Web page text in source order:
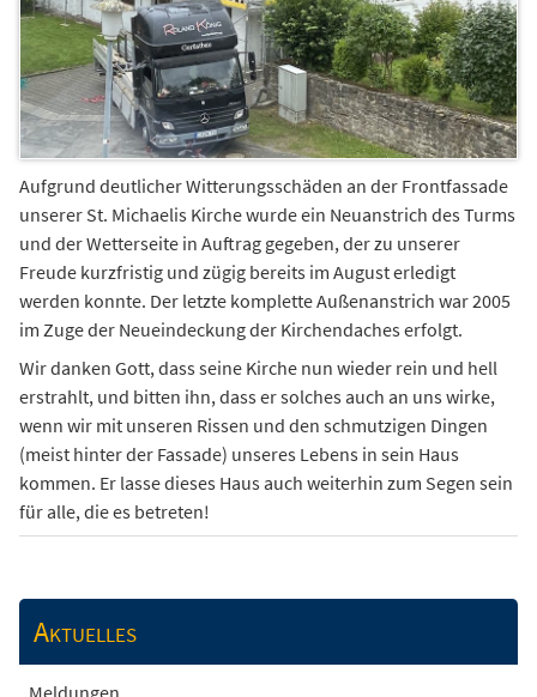
Aufgrund deutlicher Witterungsschäden an der Frontfassade
unserer St. Michaelis Kirche wurde ein Neuanstrich des Turms
und der Wetterseite in Auftrag gegeben, der zu unserer
Freude kurzfristig und zügig bereits im August erledigt
werden konnte. Der letzte komplette Außenanstrich war 2005
im Zuge der Neueindeckung der Kirchendaches erfolgt.
Wir danken Gott, dass seine Kirche nun wieder rein und hell
erstrahlt, und bitten ihn, dass er solches auch an uns wirke,
wenn wir mit unseren Rissen und den schmutzigen Dingen
(meist hinter der Fassade) unseres Lebens in sein Haus
kommen. Er lasse dieses Haus auch weiterhin zum Segen sein
für alle, die es betreten!
Aktuelles
Meldungen